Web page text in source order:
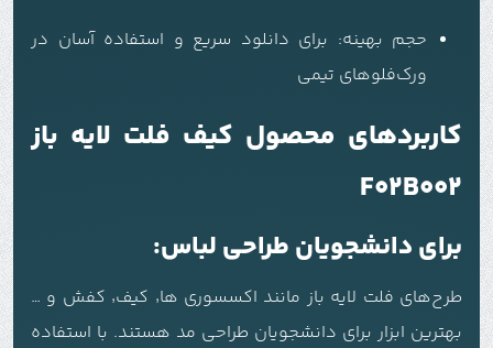
حجم بهینه: برای دانلود سریع و استفاده آسان در
ورک‌فلوهای تیمی
کاربردهای محصول کیف فلت لایه باز
F02B002
برای دانشجویان طراحی لباس:
طرح‌های فلت لایه باز مانند اکسسوری ها٬ کیف٬ کفش و …
بهترین ابزار برای دانشجویان طراحی مد هستند. با استفاده